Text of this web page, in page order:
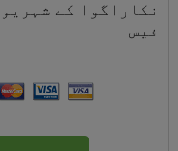
نکاراگوا کے
فیس